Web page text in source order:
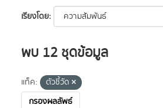
เรียงโดย
พบ 12 ชุดข้อมูล
แท็ค:
ตัวชี้วัด
กรองผลลัพธ์